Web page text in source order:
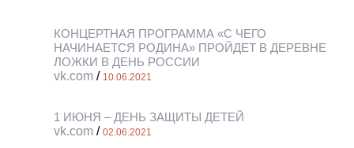
КОНЦЕРТНАЯ ПРОГРАММА «С ЧЕГО
НАЧИНАЕТСЯ РОДИНА» ПРОЙДЕТ В ДЕРЕВНЕ
ЛОЖКИ В ДЕНЬ РОССИИ
vk.com / 10.06.2021
1 ИЮНЯ – ДЕНЬ ЗАЩИТЫ ДЕТЕЙ
vk.com / 02.06.2021